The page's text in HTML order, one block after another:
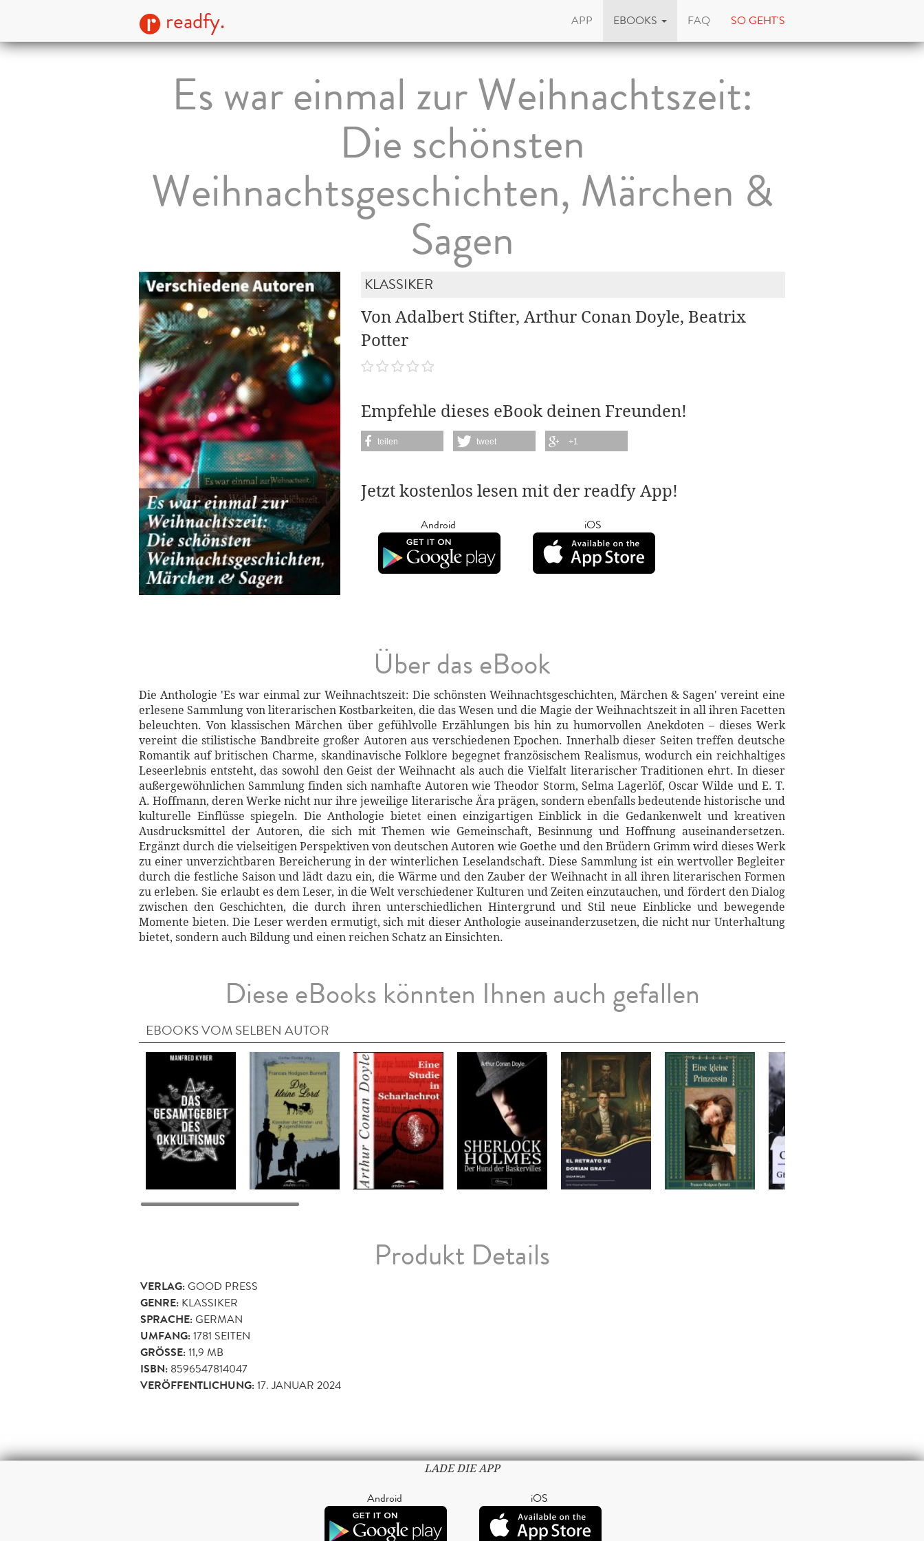
readfy. APP EBOOKS FAQ SO GEHT'S
Es war einmal zur Weihnachtszeit:
Die schönsten
Weihnachtsgeschichten, Märchen &
Sagen
KLASSIKER
Von Adalbert Stifter, Arthur Conan Doyle, Beatrix
Potter
Empfehle dieses eBook deinen Freunden!
teilen tweet +1
Jetzt kostenlos lesen mit der readfy App!
Android iOS
Über das eBook
Die Anthologie 'Es war einmal zur Weihnachtszeit: Die schönsten Weihnachtsgeschichten, Märchen & Sagen' vereint eine
erlesene Sammlung von literarischen Kostbarkeiten, die das Wesen und die Magie der Weihnachtszeit in all ihren Facetten
beleuchten. Von klassischen Märchen über gefühlvolle Erzählungen bis hin zu humorvollen Anekdoten – dieses Werk
vereint die stilistische Bandbreite großer Autoren aus verschiedenen Epochen. Innerhalb dieser Seiten treffen deutsche
Romantik auf britischen Charme, skandinavische Folklore begegnet französischem Realismus, wodurch ein reichhaltiges
Leseerlebnis entsteht, das sowohl den Geist der Weihnacht als auch die Vielfalt literarischer Traditionen ehrt. In dieser
außergewöhnlichen Sammlung finden sich namhafte Autoren wie Theodor Storm, Selma Lagerlöf, Oscar Wilde und E. T.
A. Hoffmann, deren Werke nicht nur ihre jeweilige literarische Ära prägen, sondern ebenfalls bedeutende historische und
kulturelle Einflüsse spiegeln. Die Anthologie bietet einen einzigartigen Einblick in die Gedankenwelt und kreativen
Ausdrucksmittel der Autoren, die sich mit Themen wie Gemeinschaft, Besinnung und Hoffnung auseinandersetzen.
Ergänzt durch die vielseitigen Perspektiven von deutschen Autoren wie Goethe und den Brüdern Grimm wird dieses Werk
zu einer unverzichtbaren Bereicherung in der winterlichen Leselandschaft. Diese Sammlung ist ein wertvoller Begleiter
durch die festliche Saison und lädt dazu ein, die Wärme und den Zauber der Weihnacht in all ihren literarischen Formen
zu erleben. Sie erlaubt es dem Leser, in die Welt verschiedener Kulturen und Zeiten einzutauchen, und fördert den Dialog
zwischen den Geschichten, die durch ihren unterschiedlichen Hintergrund und Stil neue Einblicke und bewegende
Momente bieten. Die Leser werden ermutigt, sich mit dieser Anthologie auseinanderzusetzen, die nicht nur Unterhaltung
bietet, sondern auch Bildung und einen reichen Schatz an Einsichten.
Diese eBooks könnten Ihnen auch gefallen
EBOOKS VOM SELBEN AUTOR
Produkt Details
VERLAG:GOOD PRESS
GENRE: KLASSIKER
SPRACHE:GERMAN
UMFANG:1781 SEITEN
GRÖSSE: 11,9 MB
ISBN: 8596547814047
VERÖFFENTLICHUNG:17. JANUAR 2024
LADE DIE APP
Android iOS